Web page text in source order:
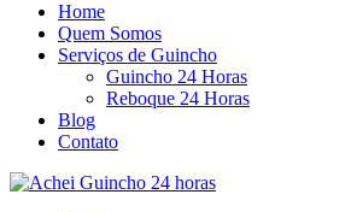
Home
Quem Somos
Serviços de Guincho
Guincho 24 Horas
Reboque 24 Horas
Blog
Contato